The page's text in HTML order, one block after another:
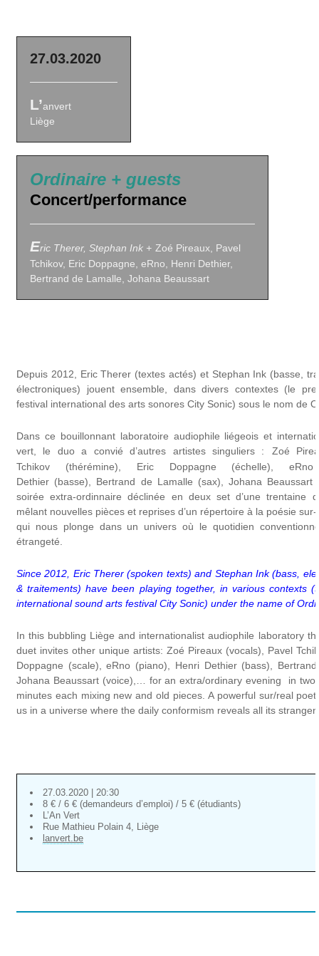
27.03.2020
L’anvert
Liège
Ordinaire + guests
Concert/performance
Eric Therer, Stephan Ink + Zoé Pireaux, Pavel
Tchikov, Eric Doppagne, eRno, Henri Dethier,
Bertrand de Lamalle, Johana Beaussart
Depuis 2012, Eric Therer (textes actés) et Stephan Ink (basse,
électroniques) jouent ensemble, dans divers contextes (le
festival international des arts sonores City Sonic) sous le nom de
Dans ce bouillonnant laboratoire audiophile liégeois et
vert, le duo a convié d’autres artistes singuliers :
Zoé
Tchikov (thérémine), Eric Doppagne (échelle),
Dethier (basse), Bertrand de Lamalle (sax), Johana
soirée extra-ordinnaire déclinée en deux set d’une trentaine
mêlant nouvelles pièces et reprises d’un répertoire à la poésie
qui nous plonge dans un univers où le quotidien
étrangeté.
Since 2012, Eric Therer (spoken texts) and Stephan Ink (bass,
& traitements) have been playing together, in various contexts
international sound arts festival City Sonic) under the name of
In this bubbling Liège and internationalist audiophile laboratory
duet invites other unique artists: Zoé Pireaux (vocals), Pavel
Doppagne (scale), eRno (piano), Henri Dethier (bass),
Johana Beaussart (voice),… for an extra/ordinary evening in two
minutes each mixing new and old pieces. A powerful sur/real
us in a universe where the daily conformism reveals all its
27.03.2020 | 20:30
8 € / 6 € (demandeurs d’emploi) / 5 € (étudiants)
L’An Vert
Rue Mathieu Polain 4, Liège
lanvert.be